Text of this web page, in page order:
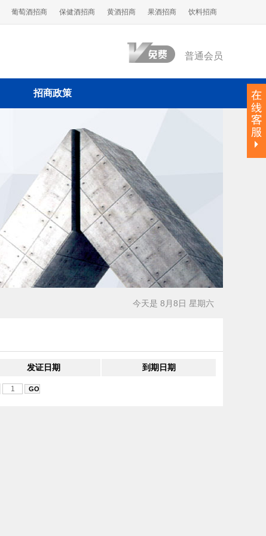
葡萄酒招商 保健酒招商 黄酒招商 果酒招商 饮料招商
普通会员
招商政策
今天是 8月8日 星期六
发证日期 到期日期